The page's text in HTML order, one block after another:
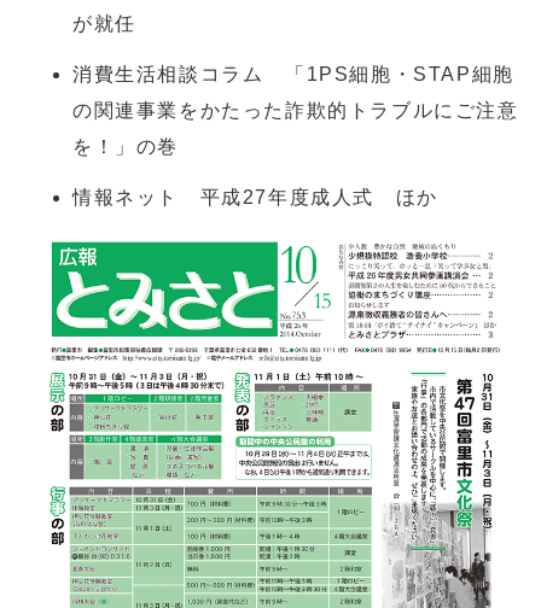
が就任
消費生活相談コラム 「1PS細胞・STAP細胞
の関連事業をかたった詐欺的トラブルにご注意
を！」の巻
情報ネット 平成27年度成人式 ほか